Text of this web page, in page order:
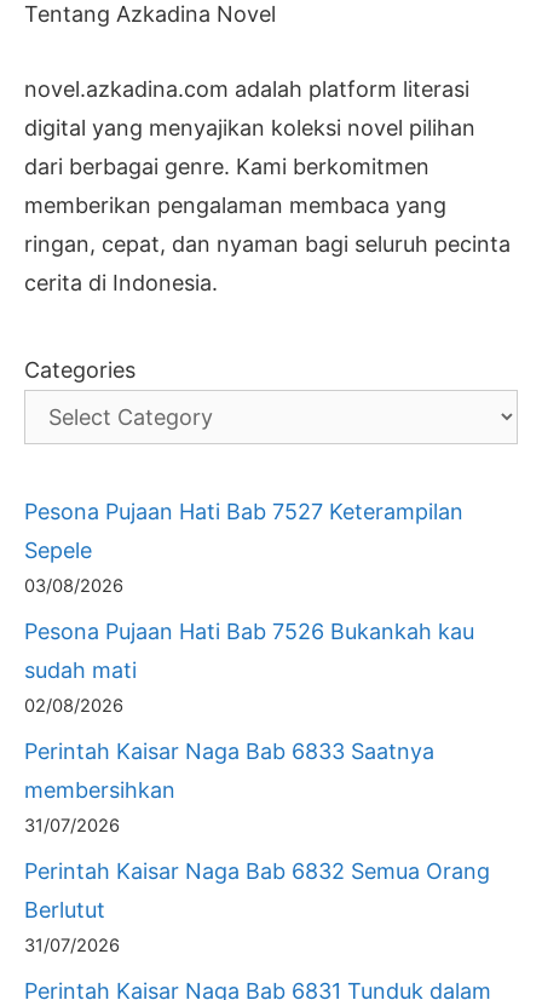
Tentang Azkadina Novel
novel.azkadina.com adalah platform literasi
digital yang menyajikan koleksi novel pilihan
dari berbagai genre. Kami berkomitmen
memberikan pengalaman membaca yang
ringan, cepat, dan nyaman bagi seluruh pecinta
cerita di Indonesia.
Categories
Pesona Pujaan Hati Bab 7527 Keterampilan
Sepele
03/08/2026
Pesona Pujaan Hati Bab 7526 Bukankah kau
sudah mati
02/08/2026
Perintah Kaisar Naga Bab 6833 Saatnya
membersihkan
31/07/2026
Perintah Kaisar Naga Bab 6832 Semua Orang
Berlutut
31/07/2026
Perintah Kaisar Naga Bab 6831 Tunduk dalam